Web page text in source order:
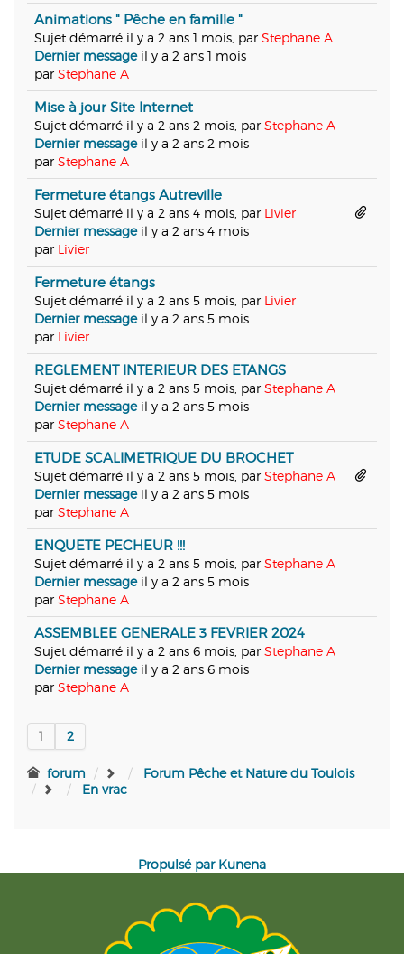
Animations " Pêche en famille "
Sujet démarré il y a 2 ans 1 mois, par Stephane A
Dernier messageil y a 2 ans 1 mois
par Stephane A
Mise à jour Site Internet
Sujet démarré il y a 2 ans 2 mois, par Stephane A
Dernier messageil y a 2 ans 2 mois
par Stephane A
Fermeture étangs Autreville
Sujet démarré il y a 2 ans 4 mois, par Livier
Dernier messageil y a 2 ans 4 mois
par Livier
Fermeture étangs
Sujet démarré il y a 2 ans 5 mois, par Livier
Dernier messageil y a 2 ans 5 mois
par Livier
REGLEMENT INTERIEUR DES ETANGS
Sujet démarré il y a 2 ans 5 mois, par Stephane A
Dernier messageil y a 2 ans 5 mois
par Stephane A
ETUDE SCALIMETRIQUE DU BROCHET
Sujet démarré il y a 2 ans 5 mois, par Stephane A
Dernier messageil y a 2 ans 5 mois
par Stephane A
ENQUETE PECHEUR !!!
Sujet démarré il y a 2 ans 5 mois, par Stephane A
Dernier messageil y a 2 ans 5 mois
par Stephane A
ASSEMBLEE GENERALE 3 FEVRIER 2024
Sujet démarré il y a 2 ans 6 mois, par Stephane A
Dernier messageil y a 2 ans 6 mois
par Stephane A
1 2
forum
Forum Pêche et Nature du Toulois
En vrac
Propulsé par Kunena